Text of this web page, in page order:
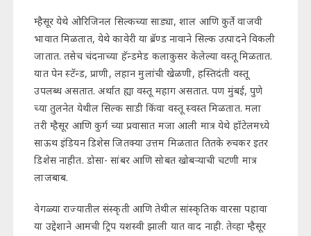
म्हैसूर येथे ओरिजिनल सिल्कच्या साड्या, शाल आणि कुर्ते वाजवी
भावात मिळतात, येथे कावेरी या ब्रॅण्ड नावाने सिल्क उत्पादने विकली
जातात. तसेच चंदनाच्या हॅन्डमेड कलाकुसर केलेल्या वस्तू मिळतात.
यात पेन स्टॅन्ड, प्राणी, लहान मुलांची खेळणी, हस्तिदंती वस्तू
उपलब्ध असतात. अर्थात ह्या वस्तू महाग असतात. पण मुंबई, पुणे
च्या तुलनेत येथील सिल्क साडी किंवा वस्तू स्वस्त मिळतात. मला
तरी म्हैसूर आणि कुर्ग च्या प्रवासात मजा आली मात्र येथे हॉटेलमध्ये
साऊथ इंडियन डिशेस जितक्या उत्तम मिळतात तितके रुचकर इतर
डिशेस नाहीत. डोसा- सांबर आणि सोबत खोबऱ्याची चटणी मात्र
लाजबाब.
वेगळ्या राज्यातील संस्कृती आणि तेथील सांस्कृतिक वारसा पहावा
या उद्देशाने आमची ट्रिप यशस्वी झाली यात वाद नाही. तेव्हा म्हैसूर